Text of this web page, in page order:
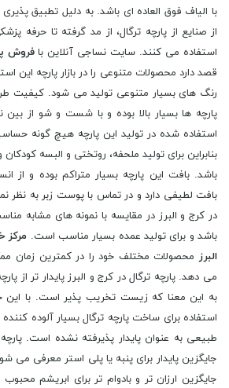
با الیاف فوق العاده ای باشد. به دلیل تطبیق
از صنایع از پارچه ترگال، از مد گرفته تا حرفه
استفاده می کنند. سایت نساجی آنلاین بافروش
قصد دارد محصولات متنوعی را در بازار پارچه این
رنگ‌ های بسیار متنوعی تولید می ‌شود. کیفیت
پارچه ‌ها بسیار بالا بوده و با شست و شو از بین
استفاده شده در تولید این پارچه هیچ گونه
بنابراین برای تولید ملحفه، روتختی و البسه
­باشد. بافت این پارچه بسیار متراکم بوده و از
بافت لطیفی دارد و در تماس با پوست زبر به نظر
در کرج و البرز در مقایسه با نمونه ‌های مشابه
باشد و برای تولید عمده بسیار مناسب است. مرکز
البرز محصولات مختلف خود را در کمترین زمان
می دهد. پارچه ترگال در کرج و البرز پایدار تر از
به این معنا که زیست تخریب پذیر است. با این
استفاده برای ساخت پارچه ترگال بسیار آلوده
طبیعی به عنوان پایدار پذیرفته نشده است.
جایگزین پایدار برای پنبه یا پلی استر معرفی می
جایگزین ارزان تر و بادوام تر برای ابریشم